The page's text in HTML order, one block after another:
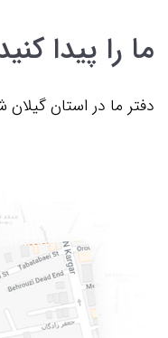
ما را پیدا
دفتر ما در استان